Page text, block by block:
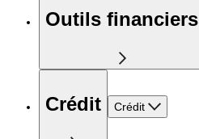
Outils financiers
Crédit Crédit